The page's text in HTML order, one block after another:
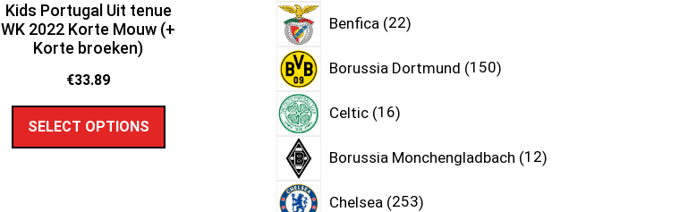
Kids Portugal Uit tenue
WK 2022 Korte Mouw (+
Korte broeken)
€33.89
SELECT OPTIONS
Benfica 22
Borussia Dortmund 150
Celtic 16
Borussia Monchengladbach 12
Chelsea 253